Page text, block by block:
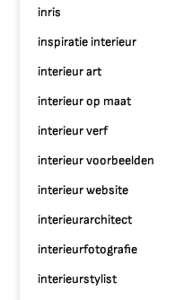
inris
inspiratie interieur
interieur art
interieur op maat
interieur verf
interieur voorbeelden
interieur website
interieurarchitect
interieurfotografie
interieurstylist